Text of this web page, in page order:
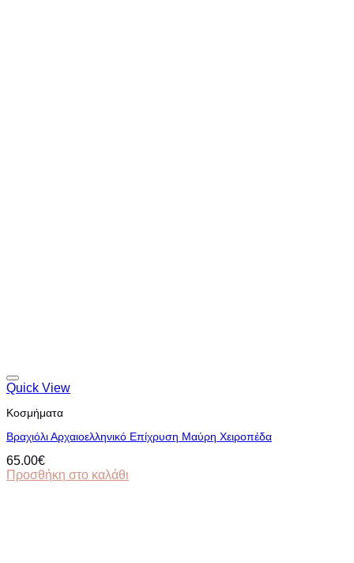
Quick View
Κοσμήματα
Βραχιόλι Αρχαιοελληνικό Eπίχρυση Μαύρη Xειροπέδα
65.00€
Προσθήκη στο καλάθι